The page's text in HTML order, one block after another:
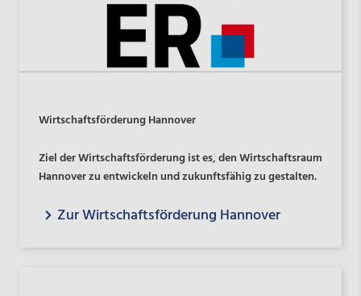
Wirtschaftsförderung Hannover
Ziel der Wirtschaftsförderung ist es, den Wirtschaftsraum
Hannover zu entwickeln und zukunftsfähig zu gestalten.
Zur Wirtschaftsförderung Hannover